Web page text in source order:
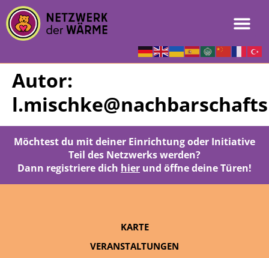
Autor:
Möchtest du mit deiner Einrichtung oder Initiative
Teil des Netzwerks werden?
Dann registriere dich hier und öffne deine Türen!
KARTE
VERANSTALTUNGEN